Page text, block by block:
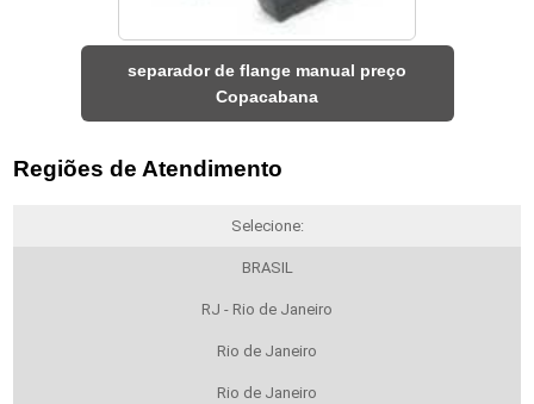
separador de flange manual preço
Copacabana
Regiões de Atendimento
Selecione:
BRASIL
RJ - Rio de Janeiro
Rio de Janeiro
Rio de Janeiro